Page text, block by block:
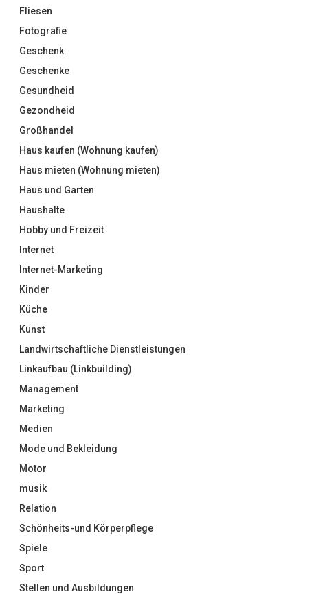
Fliesen
Fotografie
Geschenk
Geschenke
Gesundheid
Gezondheid
Großhandel
Haus kaufen (Wohnung kaufen)
Haus mieten (Wohnung mieten)
Haus und Garten
Haushalte
Hobby und Freizeit
Internet
Internet-Marketing
Kinder
Küche
Kunst
Landwirtschaftliche Dienstleistungen
Linkaufbau (Linkbuilding)
Management
Marketing
Medien
Mode und Bekleidung
Motor
musik
Relation
Schönheits-und Körperpflege
Spiele
Sport
Stellen und Ausbildungen